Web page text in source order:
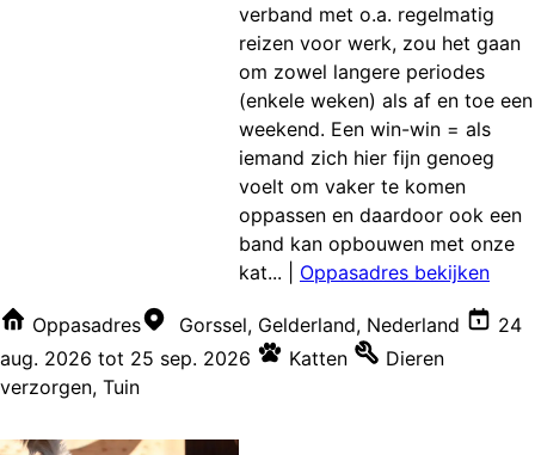
verband met o.a. regelmatig
reizen voor werk, zou het gaan
om zowel langere periodes
(enkele weken) als af en toe een
weekend. Een win-win = als
iemand zich hier fijn genoeg
voelt om vaker te komen
oppassen en daardoor ook een
band kan opbouwen met onze
kat...
Oppasadres bekijken
Oppasadres Gorssel, Gelderland, Nederland
24
aug. 2026 tot 25 sep. 2026 Katten
Dieren
verzorgen, Tuin